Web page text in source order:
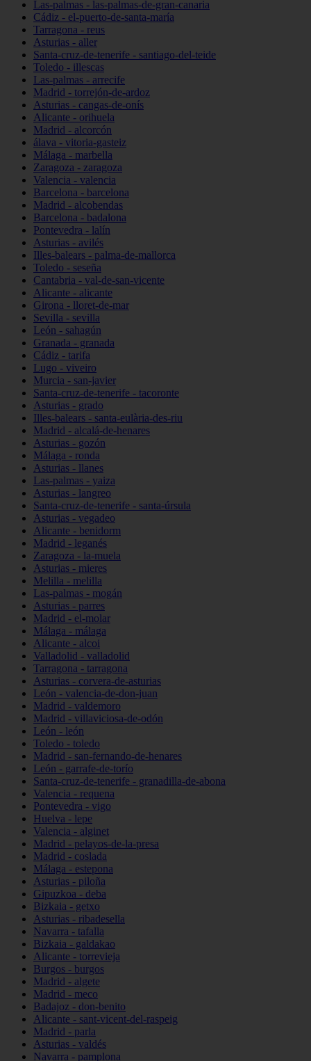
Las-palmas - las-palmas-de-gran-canaria
Cádiz - el-puerto-de-santa-maría
Tarragona - reus
Asturias - aller
Santa-cruz-de-tenerife - santiago-del-teide
Toledo - illescas
Las-palmas - arrecife
Madrid - torrejón-de-ardoz
Asturias - cangas-de-onís
Alicante - orihuela
Madrid - alcorcón
álava - vitoria-gasteiz
Málaga - marbella
Zaragoza - zaragoza
Valencia - valencia
Barcelona - barcelona
Madrid - alcobendas
Barcelona - badalona
Pontevedra - lalín
Asturias - avilés
Illes-balears - palma-de-mallorca
Toledo - seseña
Cantabria - val-de-san-vicente
Alicante - alicante
Girona - lloret-de-mar
Sevilla - sevilla
León - sahagún
Granada - granada
Cádiz - tarifa
Lugo - viveiro
Murcia - san-javier
Santa-cruz-de-tenerife - tacoronte
Asturias - grado
Illes-balears - santa-eulària-des-riu
Madrid - alcalá-de-henares
Asturias - gozón
Málaga - ronda
Asturias - llanes
Las-palmas - yaiza
Asturias - langreo
Santa-cruz-de-tenerife - santa-úrsula
Asturias - vegadeo
Alicante - benidorm
Madrid - leganés
Zaragoza - la-muela
Asturias - mieres
Melilla - melilla
Las-palmas - mogán
Asturias - parres
Madrid - el-molar
Málaga - málaga
Alicante - alcoi
Valladolid - valladolid
Tarragona - tarragona
Asturias - corvera-de-asturias
León - valencia-de-don-juan
Madrid - valdemoro
Madrid - villaviciosa-de-odón
León - león
Toledo - toledo
Madrid - san-fernando-de-henares
León - garrafe-de-torío
Santa-cruz-de-tenerife - granadilla-de-abona
Valencia - requena
Pontevedra - vigo
Huelva - lepe
Valencia - alginet
Madrid - pelayos-de-la-presa
Madrid - coslada
Málaga - estepona
Asturias - piloña
Gipuzkoa - deba
Bizkaia - getxo
Asturias - ribadesella
Navarra - tafalla
Bizkaia - galdakao
Alicante - torrevieja
Burgos - burgos
Madrid - algete
Madrid - meco
Badajoz - don-benito
Alicante - sant-vicent-del-raspeig
Madrid - parla
Asturias - valdés
Navarra - pamplona